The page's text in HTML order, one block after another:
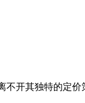
开其独特的定